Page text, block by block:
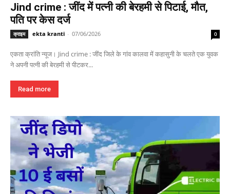
Jind crime : जींद में पत्नी की बेरहमी से पिटाई, मौत,
पति पर केस दर्ज
क्राइम ekta kranti - 07/06/2026 0
एकता क्रांति न्यूज। Jind crime : जींद जिले के गांव कालवा में कहासुनी के चलते एक युवक
ने अपनी पत्नी की बेरहमी से पीटकर...
Read more